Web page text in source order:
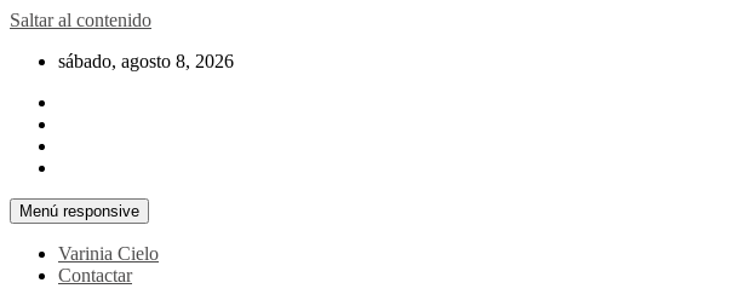
Saltar al contenido
sábado, agosto 8, 2026
Menú responsive
Varinia Cielo
Contactar